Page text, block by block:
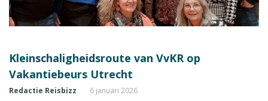
Kleinschaligheidsroute van VvKR op
Vakantiebeurs Utrecht
Redactie Reisbizz 6 januari 2026